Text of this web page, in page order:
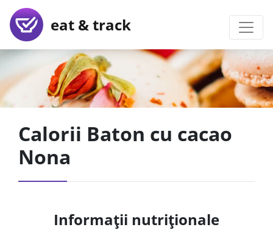
eat & track
Calorii Baton cu cacao
Nona
Informații nutriționale